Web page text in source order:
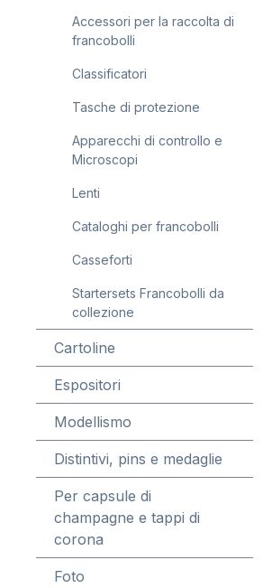
Accessori per la raccolta di
francobolli
Classificatori
Tasche di protezione
Apparecchi di controllo e
Microscopi
Lenti
Cataloghi per francobolli
Casseforti
Startersets Francobolli da
collezione
Cartoline
Espositori
Modellismo
Distintivi, pins e medaglie
Per capsule di
champagne e tappi di
corona
Foto